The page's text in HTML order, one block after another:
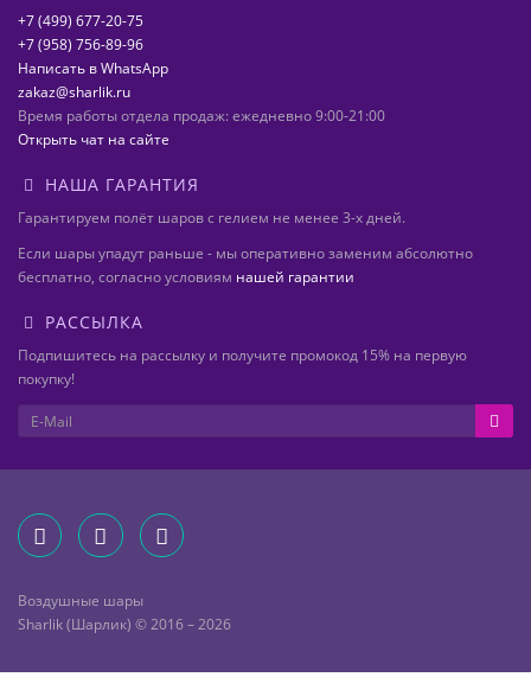
+7 (499) 677-20-75
+7 (958) 756-89-96
Написать в WhatsApp
zakaz@sharlik.ru
Время работы отдела продаж: ежедневно 9:00-21:00
Открыть чат на сайте
НАША ГАРАНТИЯ
Гарантируем полёт шаров с гелием не менее 3-х дней.
Если шары упадут раньше - мы оперативно заменим абсолютно
бесплатно, согласно условиям нашей гарантии
РАССЫЛКА
Подпишитесь на рассылку и получите промокод 15% на первую
покупку!
Воздушные шары
Sharlik (Шарлик) © 2016 – 2026